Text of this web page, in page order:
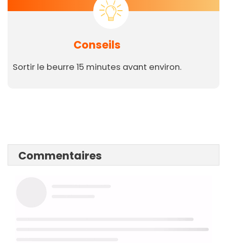
Conseils
Sortir le beurre 15 minutes avant environ.
Commentaires